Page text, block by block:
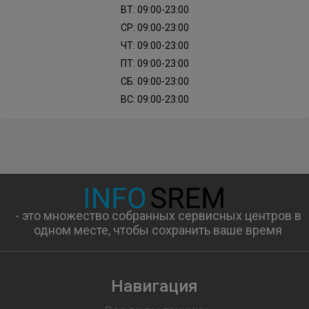
ВТ: 09:00-23:00
СР: 09:00-23:00
ЧТ: 09:00-23:00
ПТ: 09:00-23:00
СБ: 09:00-23:00
ВС: 09:00-23:00
- это множество собранных сервисных центров в
одном месте, чтобы сохранить ваше время
Навигация